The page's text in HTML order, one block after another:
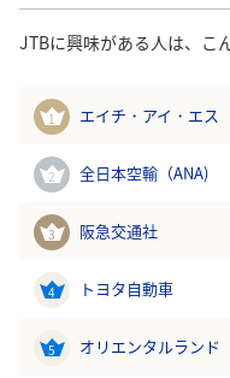
JTBに興味がある人は、こ
1 エイチ・アイ・エス
2 全日本空輸（ANA)
3 阪急交通社
4 トヨタ自動車
5 オリエンタルランド